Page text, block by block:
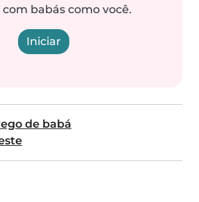
babás como você.
Iniciar
de babá